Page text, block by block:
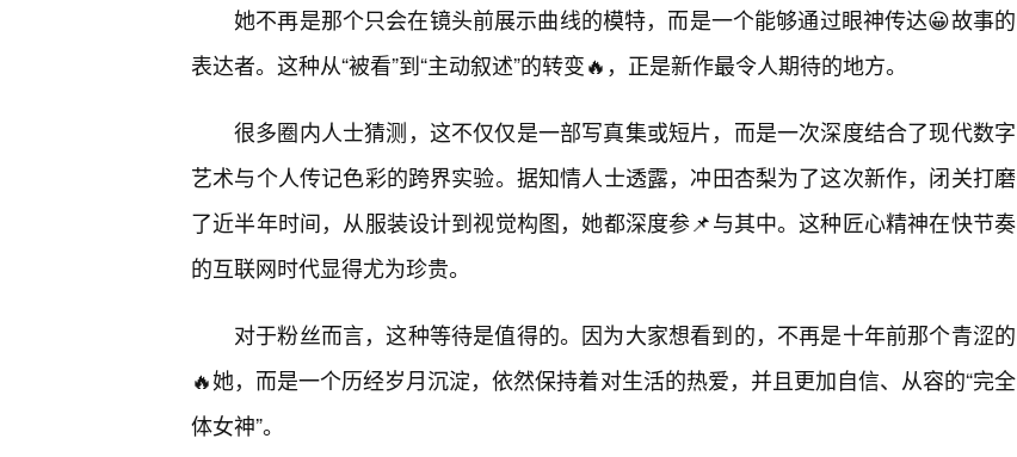
她不再是那个只会在镜头前展示曲线的模特，而是一个能够通过眼神传达😀故事的
表达者。这种从“被看”到“主动叙述”的转变🔥，正是新作最令人期待的地方。
很多圈内人士猜测，这不仅仅是一部写真集或短片，而是一次深度结合了现代数字
艺术与个人传记色彩的跨界实验。据知情人士透露，冲田杏梨为了这次新作，闭关打磨
了近半年时间，从服装设计到视觉构图，她都深度参📌与其中。这种匠心精神在快节奏
的互联网时代显得尤为珍贵。
对于粉丝而言，这种等待是值得的。因为大家想看到的，不再是十年前那个青涩的
🔥她，而是一个历经岁月沉淀，依然保持着对生活的热爱，并且更加自信、从容的“完全
体女神”。